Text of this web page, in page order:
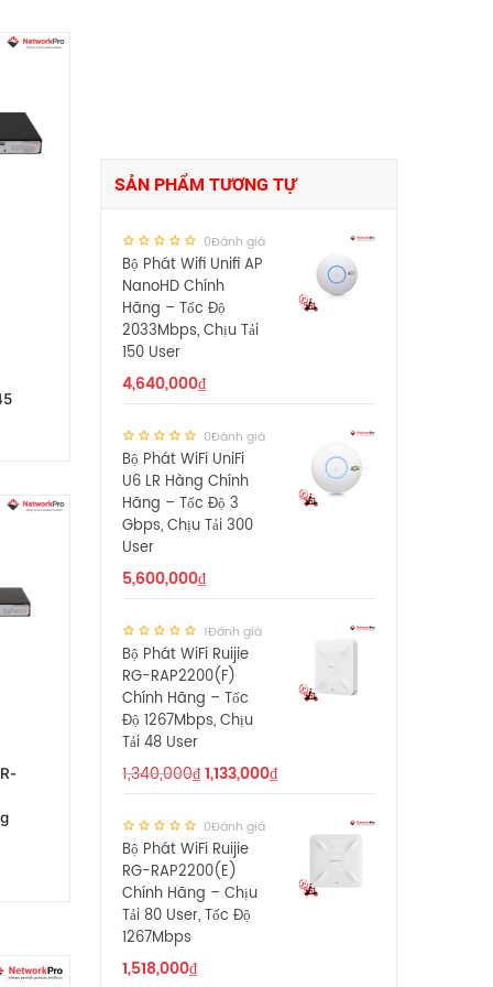
SẢN PHẨM TƯƠNG TỰ
0Đánh giá
Bộ Phát Wifi Unifi AP
NanoHD Chính
Hãng – Tốc Độ
2033Mbps, Chịu Tải
150 User
4,640,000₫
0Đánh giá
Bộ Phát WiFi UniFi
U6 LR Hàng Chính
Hãng – Tốc Độ 3
Gbps, Chịu Tải 300
User
5,600,000₫
1Đánh giá
Bộ Phát WiFi Ruijie
RG-RAP2200(F)
Chính Hãng – Tốc
Độ 1267Mbps, Chịu
Tải 48 User
1,340,000₫1,133,000₫
0Đánh giá
Bộ Phát WiFi Ruijie
RG-RAP2200(E)
Chính Hãng – Chịu
Tải 80 User, Tốc Độ
1267Mbps
1,518,000₫